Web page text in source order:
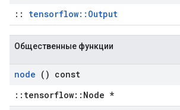
:: tensorflow::Output
Общественные функции
node () const
::tensorflow::Node *